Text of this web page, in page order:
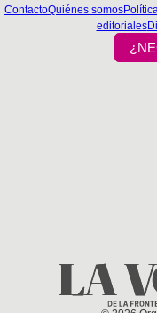
ContactoQuiénes somos
editoriales